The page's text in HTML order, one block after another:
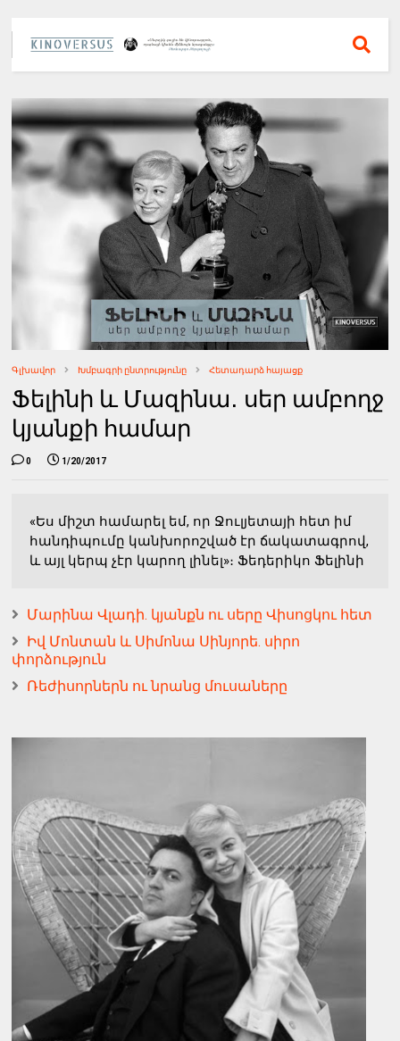
Գլխավոր Խմբագրի ընտրությունը Հետադարձ հայացք
Ֆելինի և Մազինա․ սեր ամբողջ
կյանքի համար
0 1/20/2017
«Ես միշտ համարել եմ, որ Ջուլյետայի հետ իմ
հանդիպումը կանխորոշված էր ճակատագրով,
և այլ կերպ չէր կարող լինել»։ Ֆեդերիկո Ֆելինի
Մարինա Վլադի. կյանքն ու սերը Վիսոցկու հետ
Իվ Մոնտան և Սիմոնա Սինյորե. սիրո
փորձություն
Ռեժիսորներն ու նրանց մուսաները